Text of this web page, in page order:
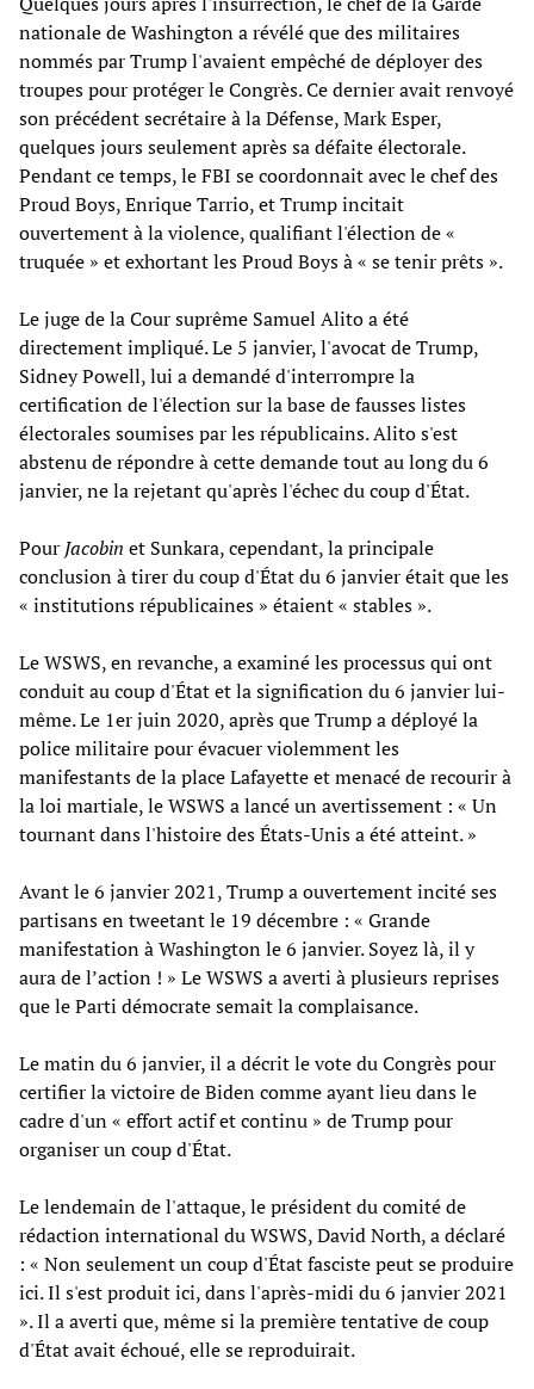
nationale de Washington a révélé que des militaires
nommés par Trump l'avaient empêché de déployer des
troupes pour protéger le Congrès. Ce dernier avait renvoyé
son précédent secrétaire à la Défense, Mark Esper,
quelques jours seulement après sa défaite électorale.
Pendant ce temps, le FBI se coordonnait avec le chef des
Proud Boys, Enrique Tarrio, et Trump incitait
ouvertement à la violence, qualifiant l'élection de «
truquée » et exhortant les Proud Boys à « se tenir prêts ».
Le juge de la Cour suprême Samuel Alito a été
directement impliqué. Le 5 janvier, l'avocat de Trump,
Sidney Powell, lui a demandé d'interrompre la
certification de l'élection sur la base de fausses listes
électorales soumises par les républicains. Alito s'est
abstenu de répondre à cette demande tout au long du 6
janvier, ne la rejetant qu'après l'échec du coup d'État.
Pour Jacobin et Sunkara, cependant, la principale
conclusion à tirer du coup d'État du 6 janvier était que les
« institutions républicaines » étaient « stables ».
Le WSWS, en revanche, a examiné les processus qui ont
conduit au coup d'État et la signification du 6 janvier lui-
même. Le 1er juin 2020, après que Trump a déployé la
police militaire pour évacuer violemment les
manifestants de la place Lafayette et menacé de recourir à
la loi martiale, le WSWS a lancé un avertissement : « Un
tournant dans l'histoire des États-Unis a été atteint. »
Avant le 6 janvier 2021, Trump a ouvertement incité ses
partisans en tweetant le 19 décembre : « Grande
manifestation à Washington le 6 janvier. Soyez là, il y
aura de l’action ! » Le WSWS a averti à plusieurs reprises
que le Parti démocrate semait la complaisance.
Le matin du 6 janvier, il a décrit le vote du Congrès pour
certifier la victoire de Biden comme ayant lieu dans le
cadre d'un « effort actif et continu » de Trump pour
organiser un coup d'État.
Le lendemain de l'attaque, le président du comité de
rédaction international du WSWS, David North, a déclaré
: « Non seulement un coup d'État fasciste peut se produire
ici. Il s'est produit ici, dans l'après-midi du 6 janvier 2021
». Il a averti que, même si la première tentative de coup
d'État avait échoué, elle se reproduirait.